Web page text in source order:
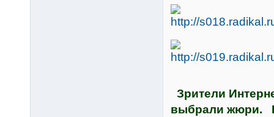
Зрители
выбрали жюри. В